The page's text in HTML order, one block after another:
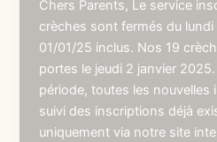
Chers Parents, Le service
crèches sont fermés du
01/01/25 inclus. Nos 19
portes le jeudi 2 janvier
période, toutes les nouvelles
suivi des inscriptions déjà
uniquement via notre site